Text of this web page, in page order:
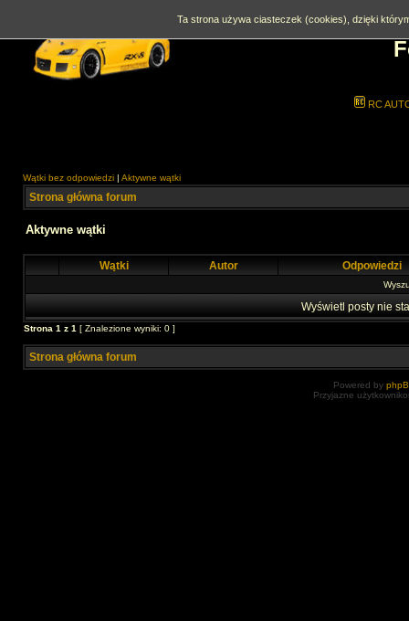
RC
Wątki bez odpowiedzi | Aktywne wątki
Strona główna forum
Aktywne wątki
Wątki Autor Odpowiedzi
Wyświetl posty nie
Strona 1 z 1 [ Znalezione wyniki: 0 ]
Strona główna forum
Powered by
Przyjazne
Ta strona używa ciasteczek (cookies), dzięki